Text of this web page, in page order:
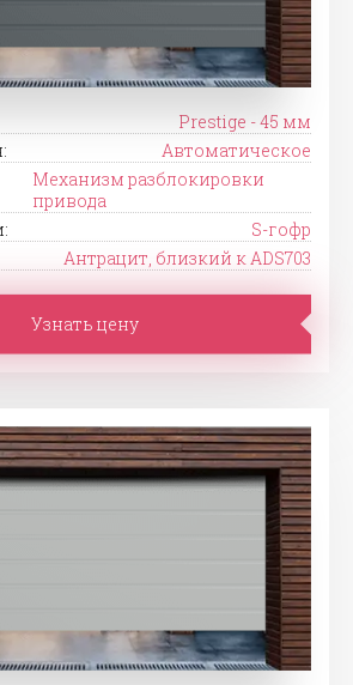
Prestige - 45 мм
Автоматическое
Механизм разблокировки
привода
S-гофр
Антрацит, близкий к ADS703
Узнать цену